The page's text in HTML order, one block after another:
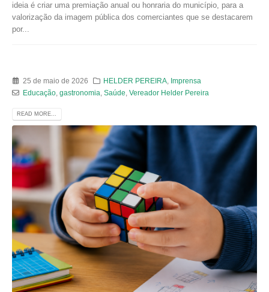
ideia é criar uma premiação anual ou honraria do município, para a
valorização da imagem pública dos comerciantes que se destacarem
por...
25 de maio de 2026 HELDER PEREIRA
Imprensa
Educação, gastronomia Saúde Vereador Helder Pereira
READ MORE...